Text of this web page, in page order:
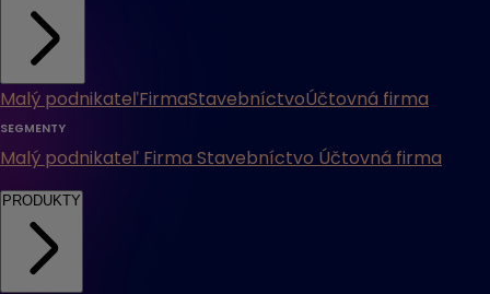
Malý podnikateľFirmaStavebníctvoÚčtovná firma
SEGMENTY
Malý podnikateľ Firma Stavebníctvo Účtovná firma
PRODUKTY